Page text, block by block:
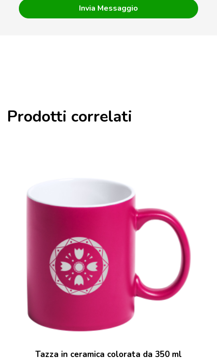
Prodotti correlati
Tazza in ceramica colorata da 350 ml